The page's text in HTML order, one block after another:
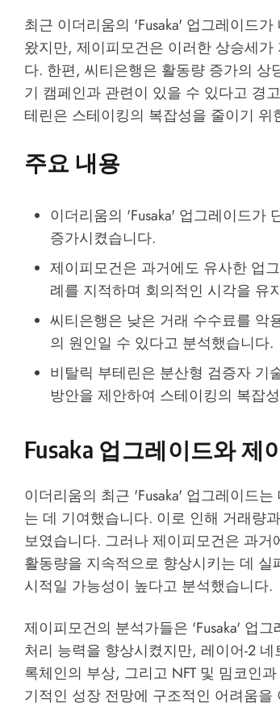
최근 이더리움의 'Fusaka' 업그레이드
왔지만, 제이피모건은 이러한 상승세
다. 한편, 씨티은행은 활동량 증가의 상
기 캠페인과 관련이 있을 수 있다고 경
테린은 스테이킹의 복잡성을 줄이기
주요 내용
이더리움의 'Fusaka' 업그레이드가
증가시켰습니다.
제이피모건은 과거에도 유사한 업
례를 지적하며 회의적인 시각을 유
씨티은행은 낮은 거래 수수료를 악
의 원인일 수 있다고 분석했습니다.
비탈릭 부테린은 분산형 검증자 기
방안을 제안하여 스테이킹의 복잡
Fusaka 업그레이드와 제
이더리움의 최근 'Fusaka' 업그레이드
는 데 기여했습니다. 이로 인해 거래량
보였습니다. 그러나 제이피모건은 과
활동량을 지속적으로 향상시키는 데
시적일 가능성이 높다고 분석했습니다.
제이피모건의 분석가들은 'Fusaka' 업
처리 능력을 향상시켰지만, 레이어-2
록체인의 부상, 그리고 NFT 및 밈코인
기적인 성장 전망에 구조적인 어려움